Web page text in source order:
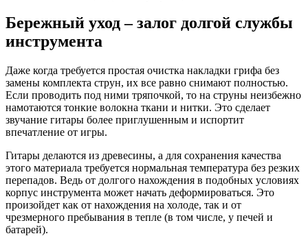
Бережный уход – залог долгой службы
инструмента
Даже когда требуется простая очистка накладки грифа без
замены комплекта струн, их все равно снимают полностью.
Если проводить под ними тряпочкой, то на струны неизбежно
намотаются тонкие волокна ткани и нитки. Это сделает
звучание гитары более приглушенным и испортит
впечатление от игры.
Гитары делаются из древесины, а для сохранения качества
этого материала требуется нормальная температура без резких
перепадов. Ведь от долгого нахождения в подобных условиях
корпус инструмента может начать деформироваться. Это
произойдет как от нахождения на холоде, так и от
чрезмерного пребывания в тепле (в том числе, у печей и
батарей).